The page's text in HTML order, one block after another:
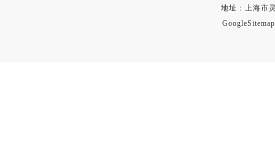
地址：上海市
GoogleSitemap